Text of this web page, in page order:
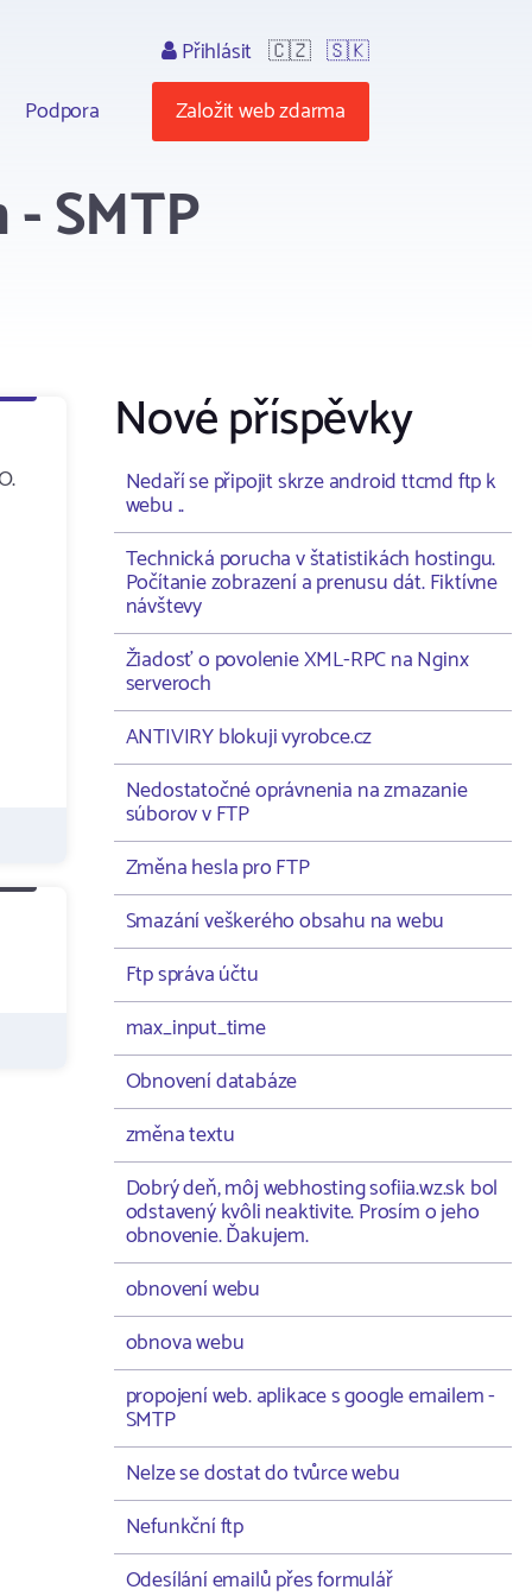
Podpora
Přihlásit 🇨🇿 🇸🇰
Založit web zdarma
SMTP
Nové příspěvky
Nedaří se připojit skrze android ttcmd ftp k
webu ..
Technická porucha v štatistikách hostingu.
Počítanie zobrazení a prenusu dát. Fiktívne
návštevy
Žiadosť o povolenie XML-RPC na Nginx
serveroch
ANTIVIRY blokuji vyrobce.cz
Nedostatočné oprávnenia na zmazanie
súborov v FTP
Změna hesla pro FTP
Smazání veškerého obsahu na webu
Ftp správa účtu
max_input_time
Obnovení databáze
změna textu
Dobrý deň, môj webhosting sofiia.wz.sk bol
odstavený kvôli neaktivite. Prosím o jeho
obnovenie. Ďakujem.
obnovení webu
obnova webu
propojení web. aplikace s google emailem -
SMTP
Nelze se dostat do tvůrce webu
Nefunkční ftp
Odesílání emailů přes formulář